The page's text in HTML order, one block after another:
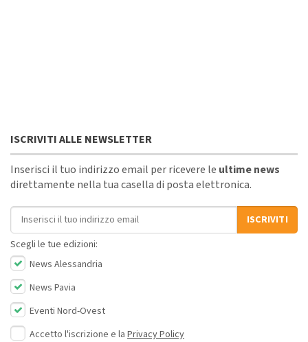
ISCRIVITI ALLE NEWSLETTER
Inserisci il tuo indirizzo email per ricevere le ultime news
direttamente nella tua casella di posta elettronica.
Indirizzo email
ISCRIVITI
Scegli le tue edizioni:
News Alessandria
News Pavia
Eventi Nord-Ovest
Accetto l'iscrizione e la Privacy Policy